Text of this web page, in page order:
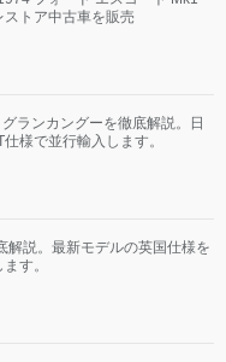
トア中古車を販売
ランカングーを徹底解説。日
様で並行輸入します。
解説。最新モデルの英国仕様を
す。